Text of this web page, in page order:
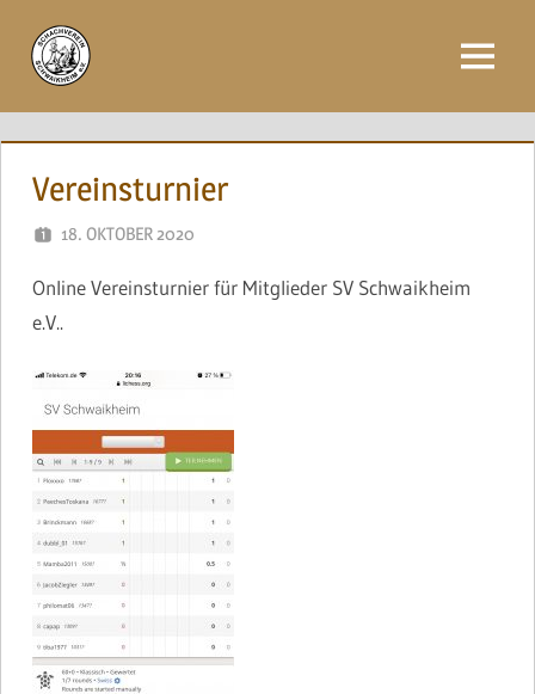
Inhalt
springen
Menü
Vereinsturnier
18. OKTOBER 2020
Online Vereinsturnier für Mitglieder SV Schwaikheim
e.V..